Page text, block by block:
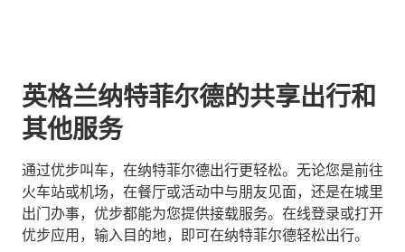
英格兰纳特菲尔德的共享出行和
其他服务
通过优步叫车，在纳特菲尔德出行更轻松。无论您是前往
火车站或机场，在餐厅或活动中与朋友见面，还是在城里
出门办事，优步都能为您提供接载服务。在线登录或打开
优步应用，输入目的地，即可在纳特菲尔德轻松出行。